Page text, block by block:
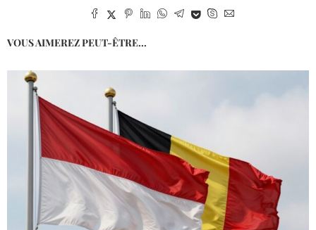
VOUS AIMEREZ PEUT-ÊTRE...